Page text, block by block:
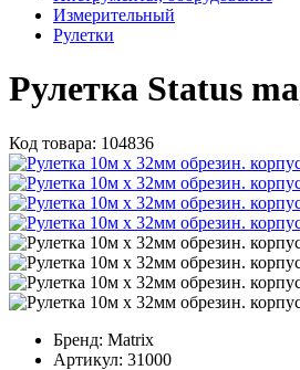
Измерительный
Рулетки
Рулетка Status
Код товара: 104836
Бренд: Matrix
Артикул: 31000